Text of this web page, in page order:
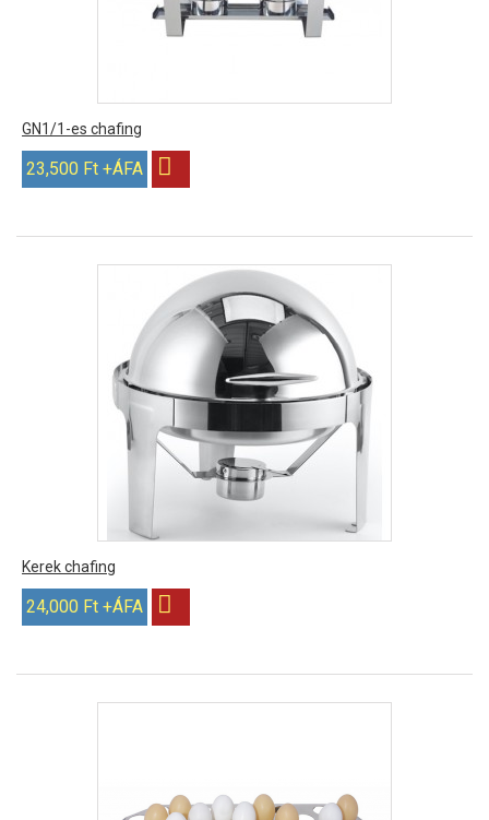
GN1/1-es chafing
23,500 Ft +ÁFA
Kerek chafing
24,000 Ft +ÁFA